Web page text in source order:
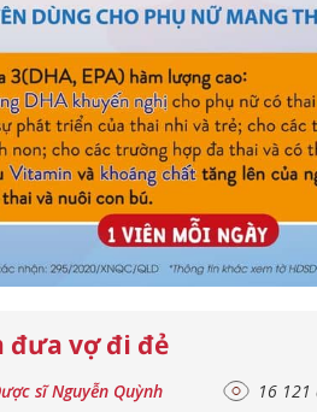
vợ đi đẻ
sĩ Nguyễn Quỳnh 16 121